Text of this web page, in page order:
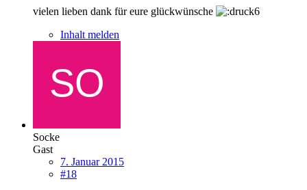
vielen lieben dank für eure glückwünsche
Inhalt melden
Socke
Gast
7. Januar 2015
#18